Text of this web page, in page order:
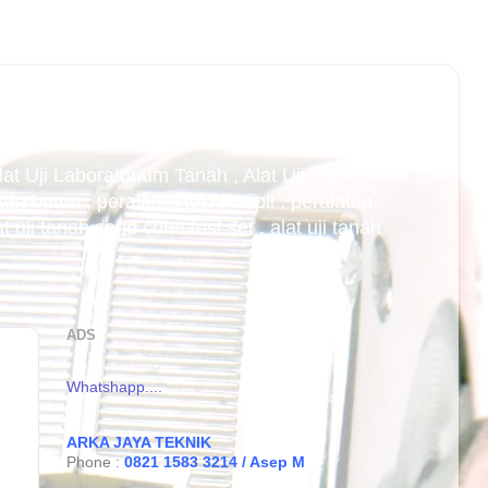
Uji Laboratorium Tanah , Alat Uji
beton , peralatan teknik sipil , peralatan
tanah sand cone test set , alat uji tanah
ADS
Whatshapp....
ARKA JAYA TEKNIK
Phone :0821 1583 3214 / Asep M